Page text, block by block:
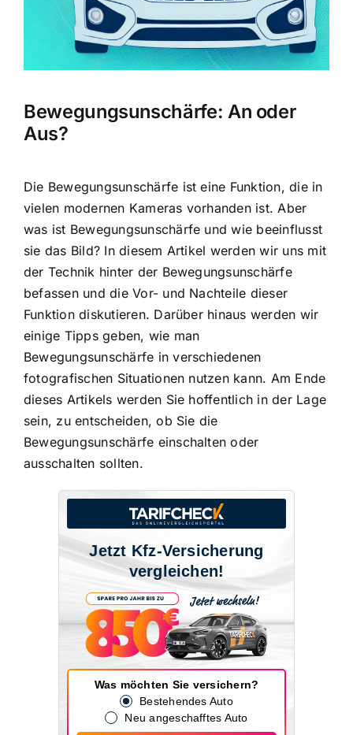
Bewegungsunschärfe: An oder
Aus?
Die Bewegungsunschärfe ist eine Funktion, die in
vielen modernen Kameras vorhanden ist. Aber
was ist Bewegungsunschärfe und wie beeinflusst
sie das Bild? In diesem Artikel werden wir uns mit
der Technik hinter der Bewegungsunschärfe
befassen und die Vor- und Nachteile dieser
Funktion diskutieren. Darüber hinaus werden wir
einige Tipps geben, wie man
Bewegungsunschärfe in verschiedenen
fotografischen Situationen nutzen kann. Am Ende
dieses Artikels werden Sie hoffentlich in der Lage
sein, zu entscheiden, ob Sie die
Bewegungsunschärfe einschalten oder
ausschalten sollten.
Jetzt Kfz-Versicherung
vergleichen!
Was möchten Sie versichern?
Bestehendes Auto
Neu angeschafftes Auto